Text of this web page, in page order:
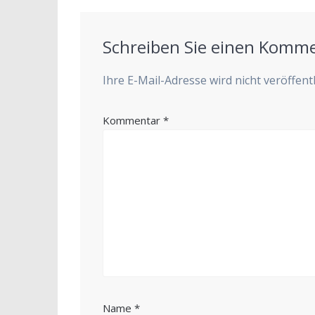
Schreiben Sie einen
Ihre E-Mail-Adresse wird nicht
Kommentar*
Name*